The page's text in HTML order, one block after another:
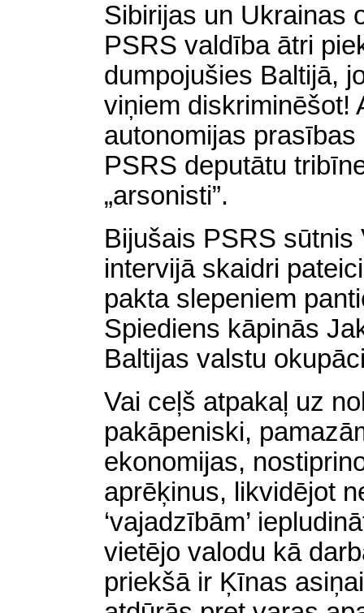
Sibirijas un Ukrainas
PSRS valdība ātri
dumpojušies Baltijā,
viņiem diskriminēšot!
autonomijas
PSRS deputātu
„arsonisti”.
Bijušais PSRS
intervijā skaidri
pakta slepeniem
Spiediens kāpinās
Baltijas valstu
Vai ceļš atpakaļ uz
pakāpeniski,
ekonomijas,
aprēķinus, likvidējot
‘vajadzībām’
vietējo valodu kā
priekšā ir Ķīnas